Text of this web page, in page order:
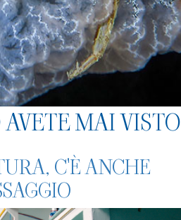
MAI VISTO
C'È ANCHE